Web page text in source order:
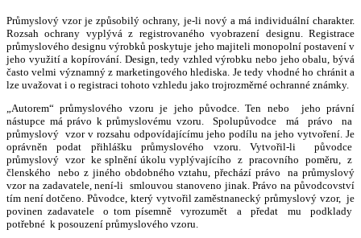
Průmyslový vzor je způsobilý ochrany, je-li nový a má individuální charakter.
Rozsah ochrany vyplývá z registrovaného vyobrazení designu. Registrace
průmyslového designu výrobků poskytuje jeho majiteli monopolní postavení v
jeho využití a kopírování. Design, tedy vzhled výrobku nebo jeho obalu, bývá
často velmi významný z marketingového hlediska. Je tedy vhodné ho chránit a
lze uvažovat i o registraci tohoto vzhledu jako trojrozměrné ochranné známky.
„Autorem“ průmyslového vzoru je jeho původce. Ten nebo jeho právní
nástupce má právo k průmyslovému vzoru. Spolupůvodce má právo na
průmyslový vzor v rozsahu odpovídajícímu jeho podílu na jeho vytvoření. Je
oprávněn podat přihlášku průmyslového vzoru. Vytvořil-li původce
průmyslový vzor ke splnění úkolu vyplývajícího z pracovního poměru, z
členského nebo z jiného obdobného vztahu, přechází právo na průmyslový
vzor na zadavatele, není-li smlouvou stanoveno jinak. Právo na původcovství
tím není dotčeno. Původce, který vytvořil zaměstnanecký průmyslový vzor, je
povinen zadavatele o tom písemně vyrozumět a předat mu podklady
potřebné k posouzení průmyslového vzoru.